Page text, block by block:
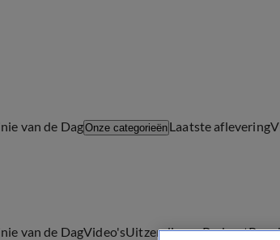
van de DagOnze categorieën Laatste aflevering
van de DagVideo'sUitzendingenPodcastPanel